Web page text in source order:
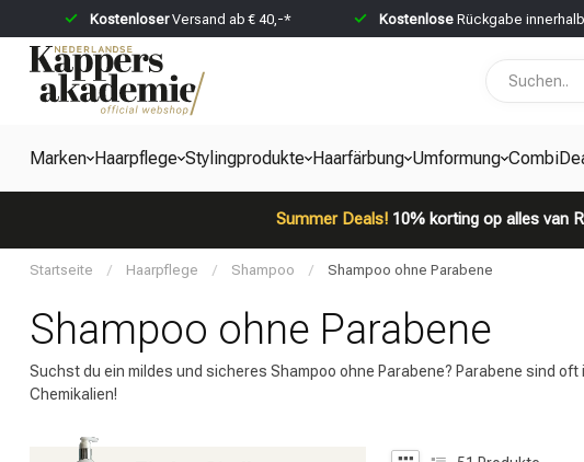
KostenloserVersand ab € 40,-* Kostenlose Rückgabe
Marken Haarpflege Stylingprodukte Haarfärbung Umformung
Summer Deals!10% korting op alles van
Startseite / Haarpflege / Shampoo / Shampoo ohne Parabene
Shampoo ohne Parabene
Suchst du ein mildes und sicheres Shampoo ohne Parabene? Parabene sind
Chemikalien!